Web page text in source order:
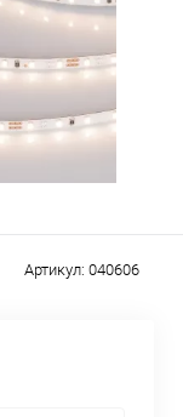
Артикул: 040606